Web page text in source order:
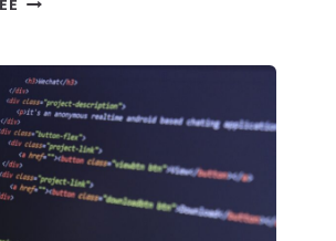
ПОЛЕЗНЫХ
ИНСТРУМЕНТОВ
ДЛЯ
РАБОТЫ